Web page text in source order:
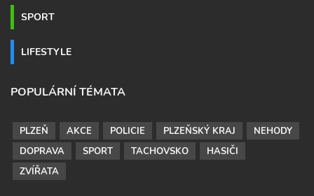
SPORT
LIFESTYLE
POPULÁRNÍ TÉMATA
PLZEŇ AKCE POLICIE PLZEŇSKÝ KRAJ
NEHODY
DOPRAVA
SPORT TACHOVSKO
HASIČI
ZVÍŘATA